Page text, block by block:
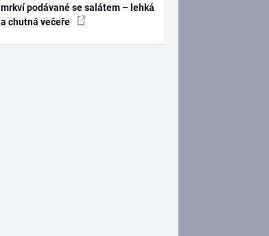
mrkví podávané se salátem – lehká
a chutná večeře